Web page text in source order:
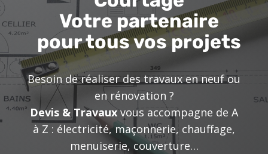
Votre partenaire
pour tous vos projets
Besoin de réaliser des travaux en neuf ou
en rénovation ?
Devis & Travaux vous accompagne de A
à Z : électricité, maçonnerie, chauffage,
menuiserie, couverture…